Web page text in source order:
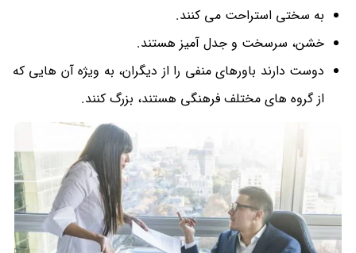
به سختی استراحت می کنند.
خشن، سرسخت و جدل آمیز هستند.
دوست دارند باورهای منفی را از دیگران، به ویژه آن هایی که
از گروه های مختلف فرهنگی هستند، بزرگ کنند.